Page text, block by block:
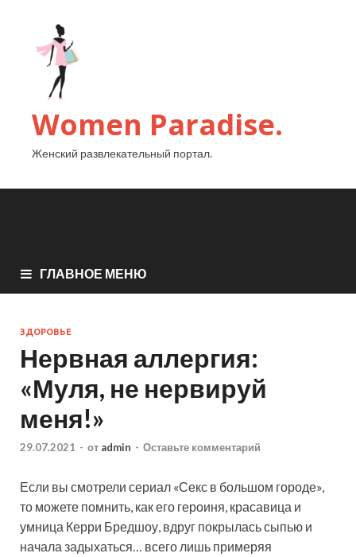
Women Paradise.
Женский развлекательный портал.
ГЛАВНОЕ МЕНЮ
ЗДОРОВЬЕ
Нервная аллергия:
«Муля, не нервируй
меня!»
29.07.2021 - от admin - Оставьте комментарий
Если вы смотрели сериал «Секс в большом городе»,
то можете помнить, как его героиня, красавица и
умница Керри Бредшоу, вдруг покрылась сыпью и
начала задыхаться… всего лишь примеряя